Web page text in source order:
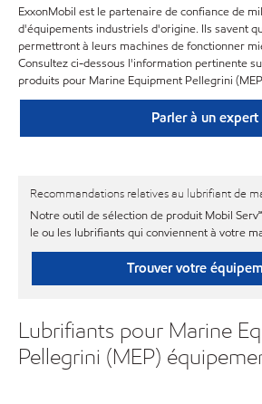
ExxonMobil est le partenaire de confiance de
d'équipements industriels d'origine. Ils savent
permettront à leurs machines de fonctionner
Consultez ci-dessous l'information pertinente
produits pour Marine Equipment Pellegrini
Parler à un expert
Recommandations relatives au lubrifiant de
Notre outil de sélection de produit Mobil
le ou les lubrifiants qui conviennent à votre
Trouver votre
Lubrifiants pour Marine
Pellegrini (MEP)